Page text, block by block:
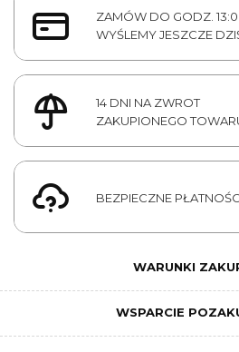
ZAMÓW DO GODZ.
WYŚLEMY JESZCZE
14 DNI NA ZWROT
ZAKUPIONEGO
BEZPIECZNE
WARUNKI
WSPARCIE